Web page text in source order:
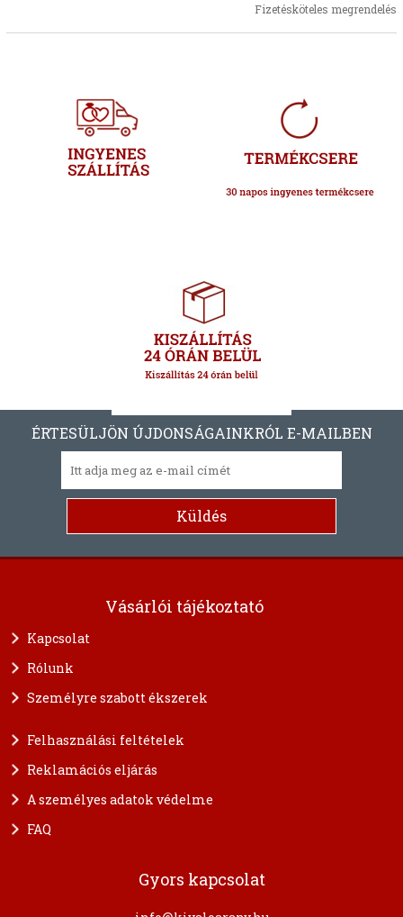
Fizetésköteles megrendelés
ÉRTESÜLJÖN ÚJDONSÁGAINKRÓL E-MAILBEN
Vásárlói tájékoztató
Kapcsolat
Rólunk
Személyre szabott ékszerek
Felhasználási feltételek
Reklamációs eljárás
A személyes adatok védelme
FAQ
Gyors kapcsolat